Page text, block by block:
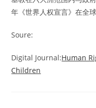
年《世界人权宣言》在全
Soure:
Digital Journal:Human
Children